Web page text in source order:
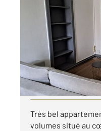
ALENCON 61
46,35 m
, 2 pièces
Ref : 3671
Appartement
525 €
par mois charges
Visiter le site dédié
Très bel
volumes situé au